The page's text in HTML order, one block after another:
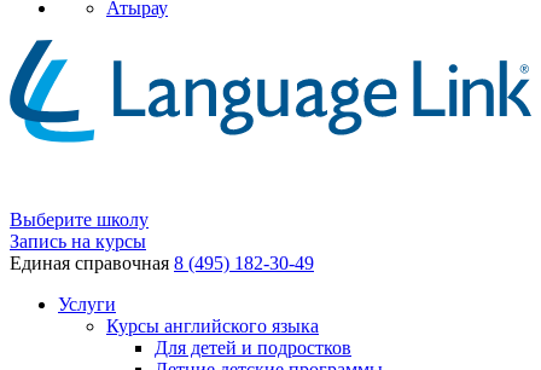
Атырау
Выберите школу
Запись на курсы
Единая справочная 8 (495) 182-30-49
Услуги
Курсы английского языка
Для детей и подростков